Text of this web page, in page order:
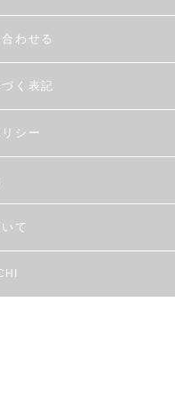
わせる
く表記
シー
て